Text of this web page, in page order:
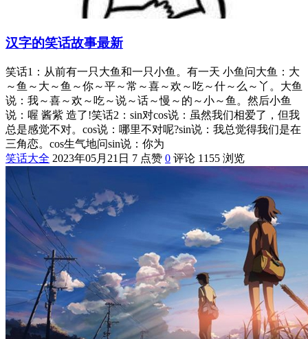
汉字的笑话故事最新
笑话1：从前有一只大鱼和一只小鱼。有一天 小鱼问大鱼：大
～鱼～大～鱼～你～平～常～喜～欢～吃～什～么～丫。大鱼
说：我～喜～欢～吃～说～话～慢～的～小～鱼。然后小鱼
说：喔 酱紫 造了!笑话2：sin对cos说：虽然我们相爱了，但我
总是感觉不对。cos说：哪里不对呢?sin说：我总觉得我们是在
三角恋。cos生气地问sin说：你为
笑话大全 2023年05月21日 7 点赞 0 评论 1155 浏览